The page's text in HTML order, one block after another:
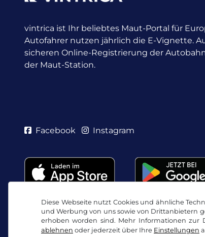
Diese Webseite nutzt Cookies und ähnliche
und Werbung von uns sowie von Drittanbietern
erhoben worden sind. Mehr Informationen
ablehnen oder jederzeit über Ihre Einstellungen
vintrica ist Ihr beliebtes Maut-Portal für
Autofahrer nutzen jährlich die E-Vignette.
sicheren Online-Registrierung der
der Maut-Station.
Facebook Instagram